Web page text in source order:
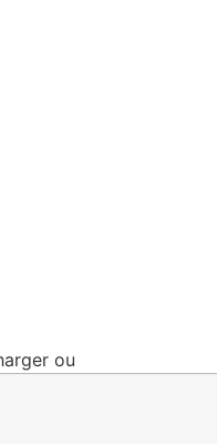
ou